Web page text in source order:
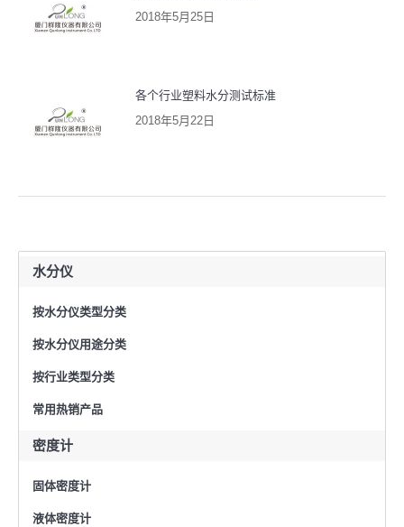
2018年5月25日
各个行业塑料水分测试标准
2018年5月22日
水分仪
按水分仪类型分类
按水分仪用途分类
按行业类型分类
常用热销产品
密度计
固体密度计
液体密度计